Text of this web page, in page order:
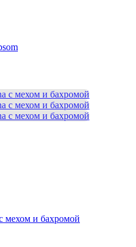
мехом и бахромой